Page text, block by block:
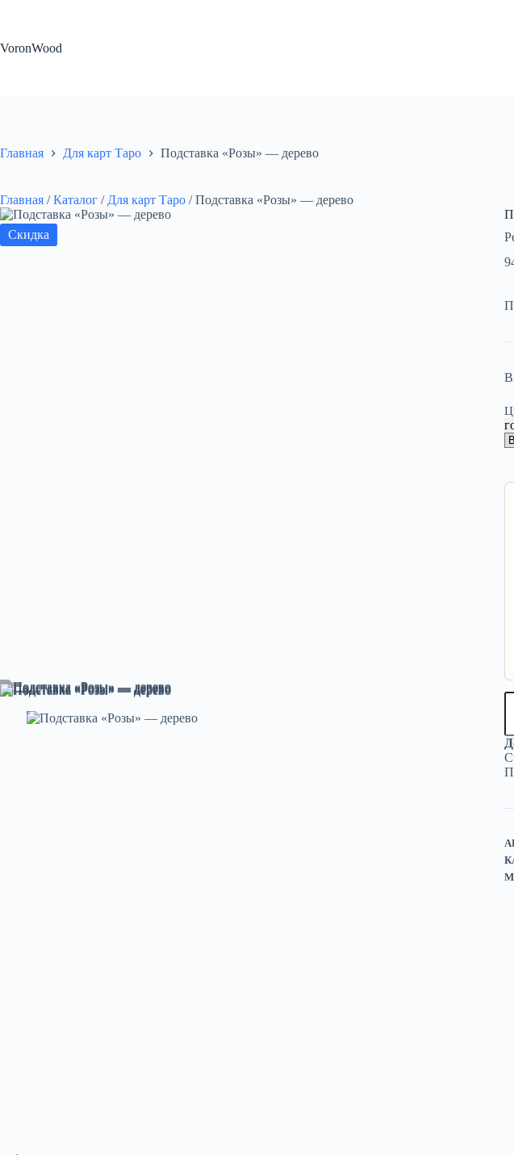
VoronWood
Главная Для карт Таро Подставка «Розы» — дерево
Главная / Каталог / Для карт Таро / Подставка «Розы» — дерево
Скидка